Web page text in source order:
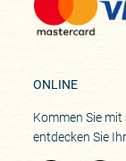
ONLINE
Kommen Sie
entdecken Sie